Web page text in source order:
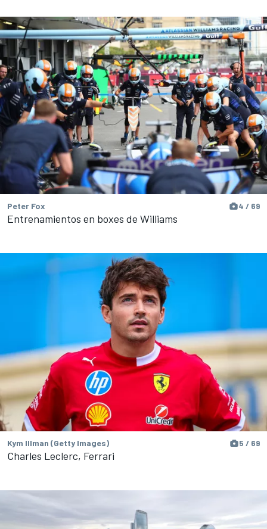
Peter Fox 4 / 69
Entrenamientos en boxes de Williams
Kym Illman (Getty Images) 5 / 69
Charles Leclerc, Ferrari